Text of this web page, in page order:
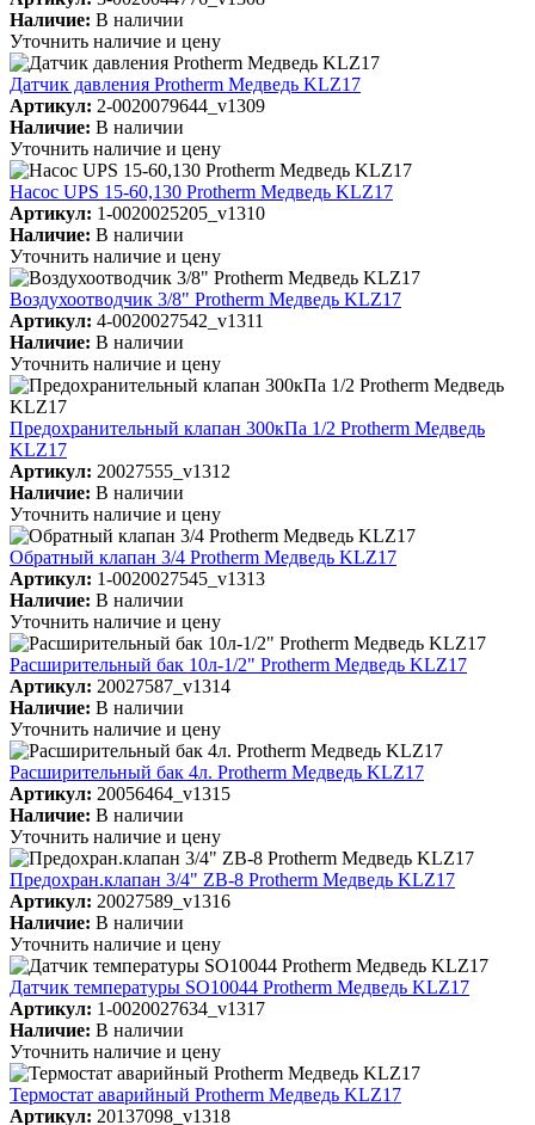
Наличие: В наличии
Уточнить наличие и цену
Датчик давления Protherm Медведь KLZ17
Артикул: 2-0020079644_v1309
Наличие: В наличии
Уточнить наличие и цену
Насос UPS 15-60,130 Protherm Медведь KLZ17
Артикул: 1-0020025205_v1310
Наличие: В наличии
Уточнить наличие и цену
Воздухоотводчик 3/8" Protherm Медведь KLZ17
Артикул: 4-0020027542_v1311
Наличие: В наличии
Уточнить наличие и цену
Предохранительный клапан 300кПа 1/2 Protherm Медведь
KLZ17
Артикул: 20027555_v1312
Наличие: В наличии
Уточнить наличие и цену
Обратный клапан 3/4 Protherm Медведь KLZ17
Артикул: 1-0020027545_v1313
Наличие: В наличии
Уточнить наличие и цену
Расширительный бак 10л-1/2" Protherm Медведь KLZ17
Артикул: 20027587_v1314
Наличие: В наличии
Уточнить наличие и цену
Расширительный бак 4л. Protherm Медведь KLZ17
Артикул: 20056464_v1315
Наличие: В наличии
Уточнить наличие и цену
Предохран.клапан 3/4" ZB-8 Protherm Медведь KLZ17
Артикул: 20027589_v1316
Наличие: В наличии
Уточнить наличие и цену
Датчик температуры SO10044 Protherm Медведь KLZ17
Артикул: 1-0020027634_v1317
Наличие: В наличии
Уточнить наличие и цену
Термостат аварийный Protherm Медведь KLZ17
Артикул: 20137098_v1318